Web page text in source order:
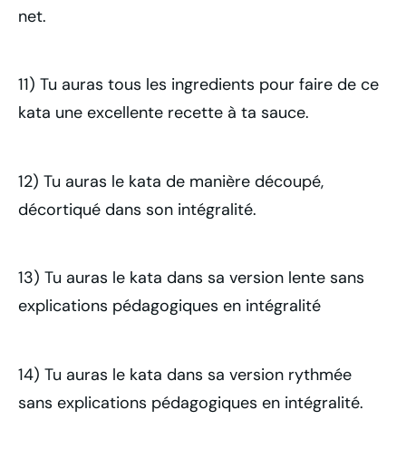
net.
11) Tu auras tous les ingredients pour faire de ce
kata une excellente recette à ta sauce.
12) Tu auras le kata de manière découpé,
décortiqué dans son intégralité.
13) Tu auras le kata dans sa version lente sans
explications pédagogiques en intégralité
14) Tu auras le kata dans sa version rythmée
sans explications pédagogiques en intégralité.